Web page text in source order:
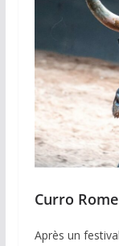
Curro
Après un